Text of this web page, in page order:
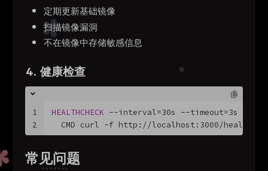
定期更新基础镜像
扫描镜像漏洞
不在镜像中存储敏感信息
4. 健康检查
1
2
HEALTHCHECK --interval=30s --timeout=3s \
CMD curl -f http://localhost:3000/health
常见问题